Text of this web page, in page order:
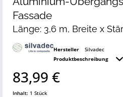
Fassade
Länge: 3,6 m, Breite x
Hersteller
Silvadec
Produktbeschreibung
83,99 €
Inhalt: 1 Stück